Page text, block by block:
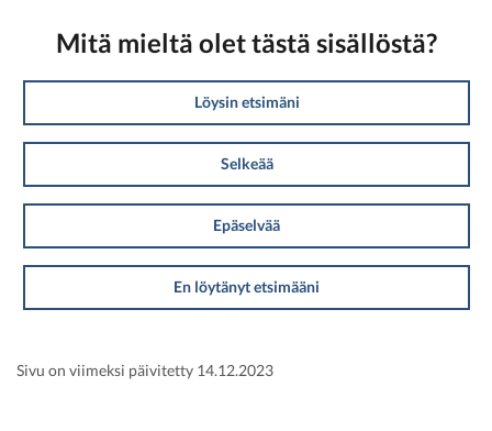
Mitä mieltä olet tästä sisällöstä?
Löysin etsimäni
Selkeää
Epäselvää
En löytänyt etsimääni
Sivu on viimeksi päivitetty 14.12.2023